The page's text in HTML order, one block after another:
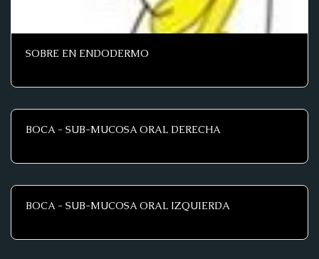
SOBRE EN ENDODERMO
BOCA - SUB-MUCOSA ORAL DERECHA
BOCA - SUB-MUCOSA ORAL IZQUIERDA